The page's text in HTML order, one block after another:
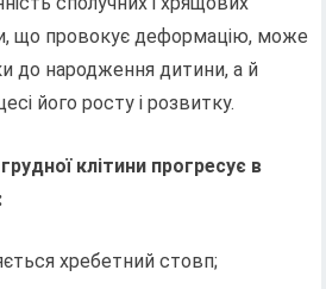
що провокує деформацію, може
до народження дитини, а й
його росту і розвитку.
клітини прогресує в
хребетний стовп;